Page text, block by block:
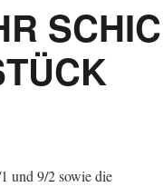
und 9/2 sowie die